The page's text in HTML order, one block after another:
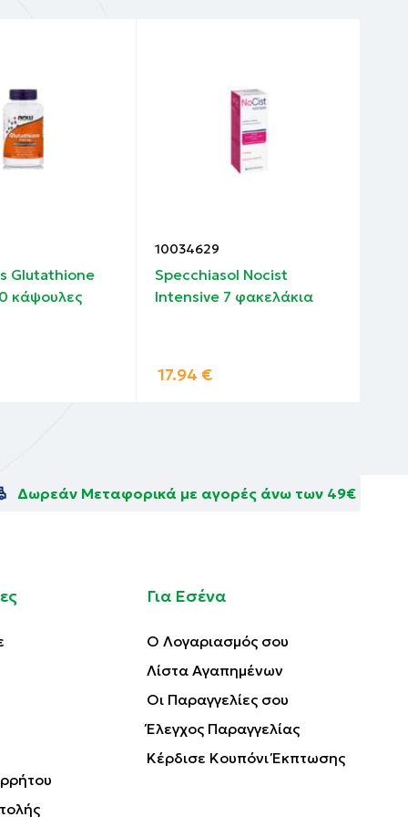
Glutathione
κάψουλες
10034629
Specchiasol Nocist
Intensive 7 φακελάκια
17.94 €
Δωρεάν Μεταφορικά με αγορές άνω των 49€
Για Εσένα
Ο Λογαριασμός σου
Λίστα Αγαπημένων
Οι Παραγγελίες σου
Έλεγχος Παραγγελίας
Κέρδισε Κουπόνι Έκπτωσης